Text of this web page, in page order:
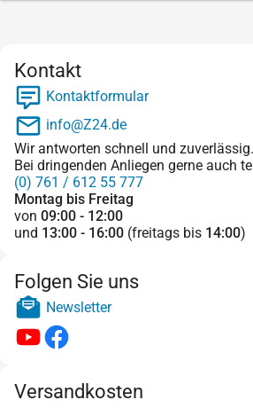
Kontakt
Kontaktformular
info@Z24.de
Wir antworten schnell und zuverlässig.
Bei dringenden Anliegen gerne auch
(0) 761 / 612 55 777
Montag bis Freitag
von 09:00 - 12:00
und 13:00 - 16:00 (freitags bis 14:00)
Folgen Sie uns
Newsletter
Versandkosten